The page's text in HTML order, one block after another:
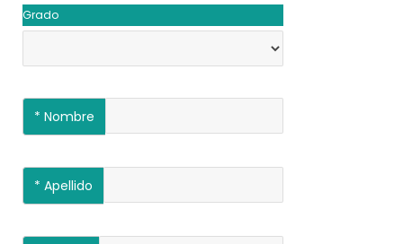
Grado
* Nombre
* Apellido